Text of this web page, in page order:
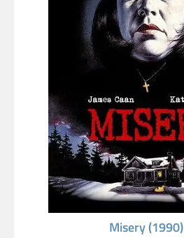
Misery (1990)